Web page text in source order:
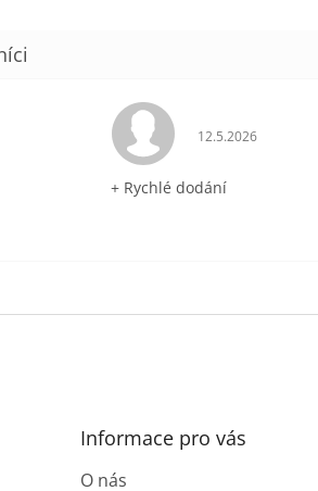
je 5 z 5 hvězdiček. Hodnocení
12.5.2026
+ Rychlé dodání
Informace pro vás
O nás